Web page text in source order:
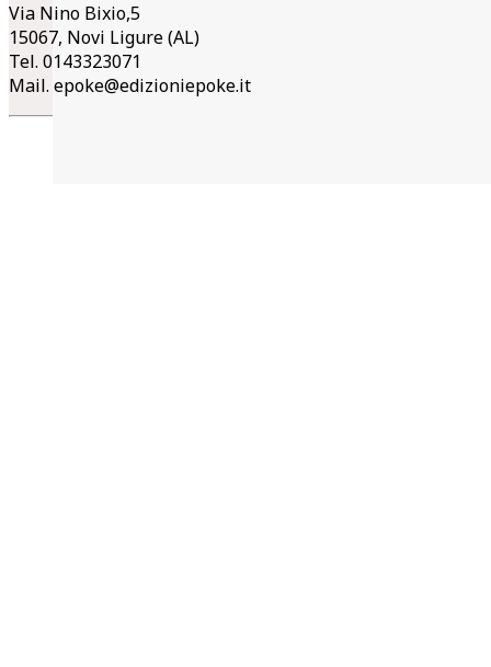
Via Nino Bixio,5
15067, Novi Ligure (AL)
Tel. 0143323071
Mail. epoke@edizioniepoke.it